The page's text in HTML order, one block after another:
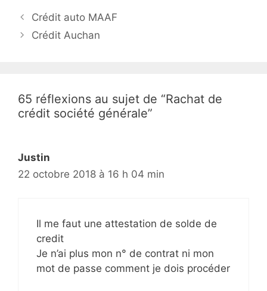
N
a
t
i
d
e
Crédit auto MAAF
Crédit Auchan
65 réflexions au sujet de “Rachat de
crédit société générale”
Justin
22 octobre 2018 à 16 h 04 min
Il me faut une attestation de solde de
credit
Je n’ai plus mon n° de contrat ni mon
mot de passe comment je dois procéder